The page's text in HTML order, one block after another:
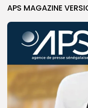
APS MAGAZINE